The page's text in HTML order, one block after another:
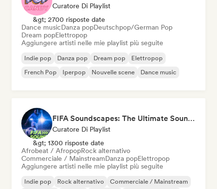
Curatore Di Playlist
&gt; 2700 risposte date
Dance musicDanza popDeutschpop/German Pop
Dream popElettropop
Aggiungere artisti nelle mie playlist più seguite
Indie pop Danza pop Dream pop
Elettropop
French Pop
Iperpop Nouvelle scene Dance music
FIFA Soundscapes: The Ultimate Soundtrack ⚽️ Festival Indie, Electropop & Dance Anthems
Curatore Di Playlist
&gt; 1300 risposte date
Afrobeat / AfropopRock alternativo
Commerciale / MainstreamDanza popElettropop
Aggiungere artisti nelle mie playlist più seguite
Indie pop Rock alternativo
Commerciale / Mainstream